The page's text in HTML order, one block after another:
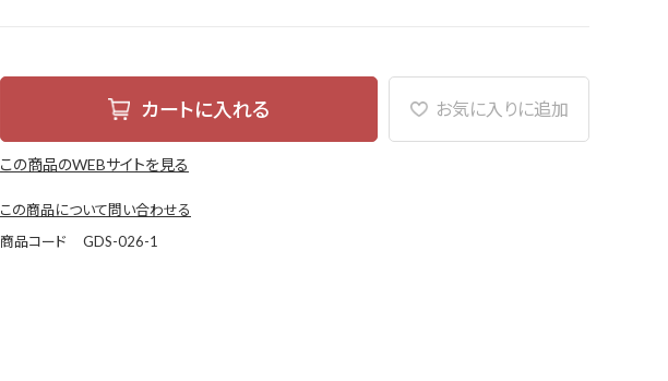
カートに入れる お気に入りに追加
この商品のWEBサイトを見る
この商品について問い合わせる
商品コード
GDS-026-1